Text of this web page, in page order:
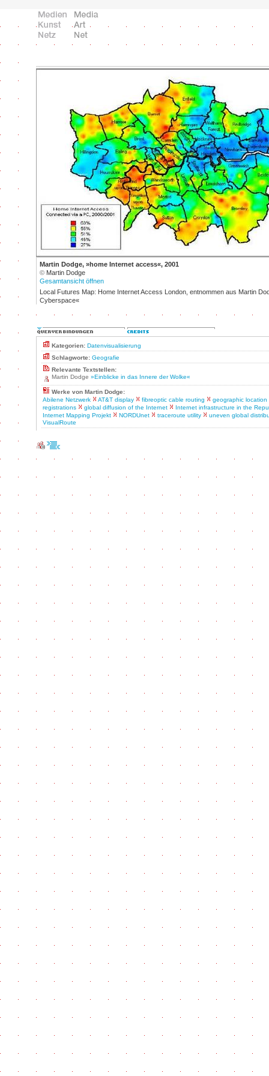
Martin Dodge, »home Internet access«, 2001
© Martin Dodge
Gesamtansicht öffnen
Local Futures Map: Home Internet Access London, entnommen aus Martin
Cyberspace«
Kategorien: Datenvisualisierung
Schlagworte: Geografie
Relevante Textstellen:
Martin Dodge »Einblicke in das Innere der Wolke«
Werke von Martin Dodge:
Abilene Netzwerk
AT&T display fibreoptic cable routing
geographic
registrations
global diffusion of the Internet
Internet infrastructure in the
Internet Mapping Projekt
NORDUnet traceroute utility
uneven global
VisualRoute